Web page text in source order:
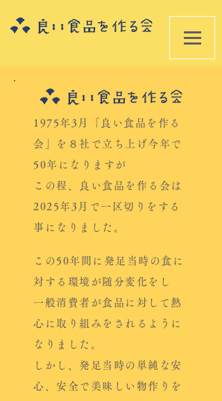
1975年3月「良い食品を作る
会」を８社で立ち上げ今年で
50年になりますが
この程、良い食品を作る会は
2025年3月で一区切りをする
事になりました。
この50年間に発足当時の食に
対する環境が随分変化をし
一般消費者が食品に対して熱
心に取り組みをされるように
なりました。
しかし、発足当時の単純な安
心、安全で美味しい物作りを